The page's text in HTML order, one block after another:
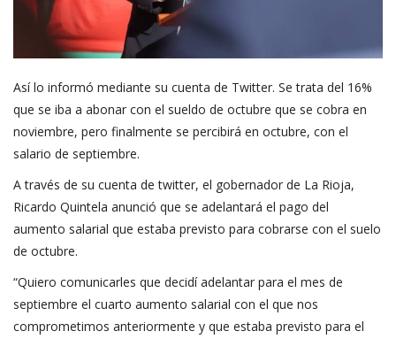
Así lo informó mediante su cuenta de Twitter. Se trata del 16%
que se iba a abonar con el sueldo de octubre que se cobra en
noviembre, pero finalmente se percibirá en octubre, con el
salario de septiembre.
A través de su cuenta de twitter, el gobernador de La Rioja,
Ricardo Quintela anunció que se adelantará el pago del
aumento salarial que estaba previsto para cobrarse con el suelo
de octubre.
“Quiero comunicarles que decidí adelantar para el mes de
septiembre el cuarto aumento salarial con el que nos
comprometimos anteriormente y que estaba previsto para el